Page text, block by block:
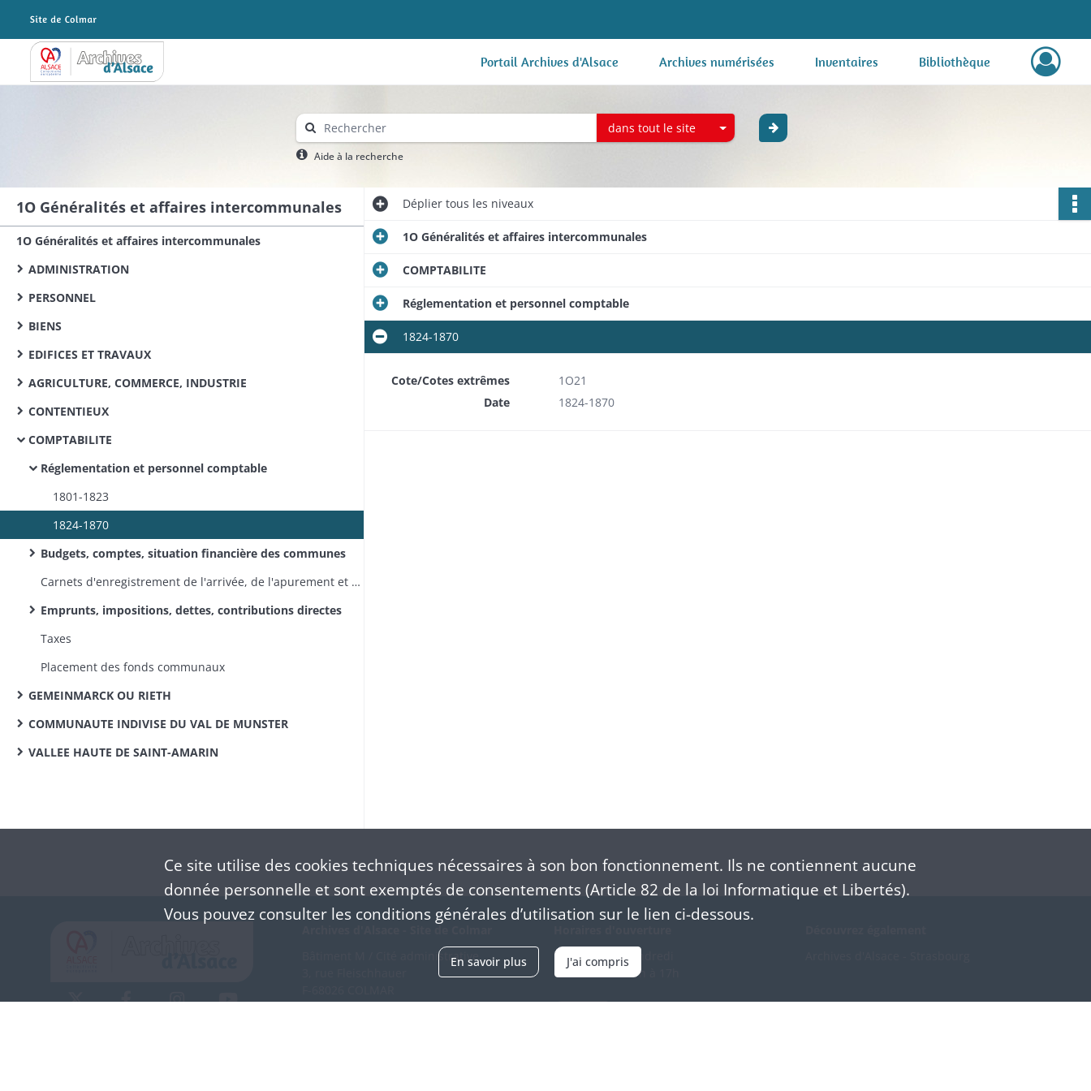
Archives Alsace - Colmar Portail Archives d'Alsace Archives numérisées Inventaires Bibliothèque
dans tout le site
Aide à la recherche
1O Généralités et affaires intercommunales
1O Généralités et affaires intercommunales
ADMINISTRATION
PERSONNEL
BIENS
EDIFICES ET TRAVAUX
AGRICULTURE, COMMERCE, INDUSTRIE
CONTENTIEUX
COMPTABILITE
Réglementation et personnel comptable
1801-1823
1824-1870
Budgets, comptes, situation financière des communes
Carnets d'enregistrement de l'arrivée, de l'apurement et du renvoi des comptes et budgets à la préfecture
Emprunts, impositions, dettes, contributions directes
Taxes
Placement des fonds communaux
GEMEINMARCK OU RIETH
COMMUNAUTE INDIVISE DU VAL DE MUNSTER
VALLEE HAUTE DE SAINT-AMARIN
Dépliertous les niveaux
1O Généralités et affaires intercommunales
COMPTABILITE
Réglementation et personnel comptable
1824-1870
Cote/Cotes extrêmes
1O21
Date
1824-1870
Bâtiment M / Cité administrative
(+33) 3 89 21 97 00
Du mardi au vendredi
en continu de 9h à 17h
Ce site utilise des cookiestechniques nécessaires à son bon fonctionnement. Ils ne contiennent aucune
donnée personnelle et sont exemptés de consentements (Article 82 de la loi Informatique et Libertés).
Vous pouvez consulter les conditions générales d’utilisation sur le lien ci-dessous.
En savoir plus J'ai compris